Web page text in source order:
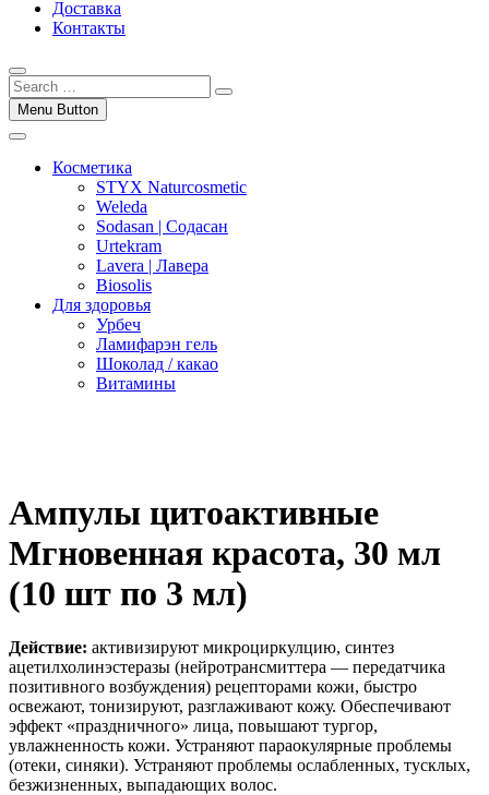
Доставка
Контакты
Menu Button
Косметика
STYX Naturcosmetic
Weleda
Sodasan | Содасан
Urtekram
Lavera | Лавера
Biosolis
Для здоровья
Урбеч
Ламифарэн гель
Шоколад / какао
Витамины
Ампулы цитоактивные
Мгновенная красота, 30 мл
(10 шт по 3 мл)
Действие: активизируют микроциркулцию, синтез
ацетилхолинэстеразы (нейротрансмиттера — передатчика
позитивного возбуждения) рецепторами кожи, быстро
освежают, тонизируют, разглаживают кожу. Обеспечивают
эффект «праздничного» лица, повышают тургор,
увлажненность кожи. Устраняют параокулярные проблемы
(отеки, синяки). Устраняют проблемы ослабленных, тусклых,
безжизненных, выпадающих волос.